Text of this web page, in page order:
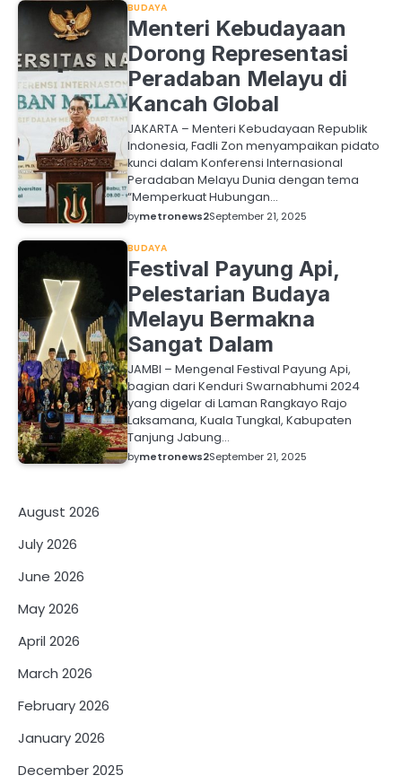
BUDAYA
Menteri Kebudayaan
Dorong Representasi
Peradaban Melayu di
Kancah Global
JAKARTA – Menteri Kebudayaan Republik
Indonesia, Fadli Zon menyampaikan pidato
kunci dalam Konferensi Internasional
Peradaban Melayu Dunia dengan tema
“Memperkuat Hubungan…
bymetronews2September 21, 2025
BUDAYA
Festival Payung Api,
Pelestarian Budaya
Melayu Bermakna
Sangat Dalam
JAMBI – Mengenal Festival Payung Api,
bagian dari Kenduri Swarnabhumi 2024
yang digelar di Laman Rangkayo Rajo
Laksamana, Kuala Tungkal, Kabupaten
Tanjung Jabung…
bymetronews2September 21, 2025
August 2026
July 2026
June 2026
May 2026
April 2026
March 2026
February 2026
January 2026
December 2025